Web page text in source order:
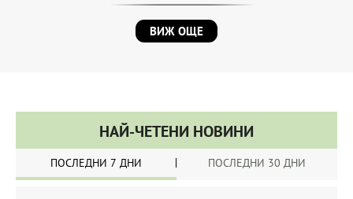
ВИЖ ОЩЕ
НАЙ-ЧЕТЕНИ НОВИНИ
ПОСЛЕДНИ 7 ДНИ ПОСЛЕДНИ 30 ДНИ